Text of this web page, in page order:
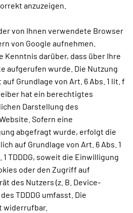
anzuzeigen.
von Ihnen verwendete Browser
von Google aufnehmen.
Kenntnis darüber, dass über Ihre
aufgerufen wurde. Die Nutzung
Grundlage von Art. 6 Abs. 1 lit. f
hat ein berechtigtes
Darstellung des
Sofern eine
abgefragt wurde, erfolgt die
auf Grundlage von Art. 6 Abs. 1
1 TDDDG, soweit die Einwilligung
oder den Zugriff auf
des Nutzers (z. B. Device-
TDDDG umfasst. Die
widerrufbar.